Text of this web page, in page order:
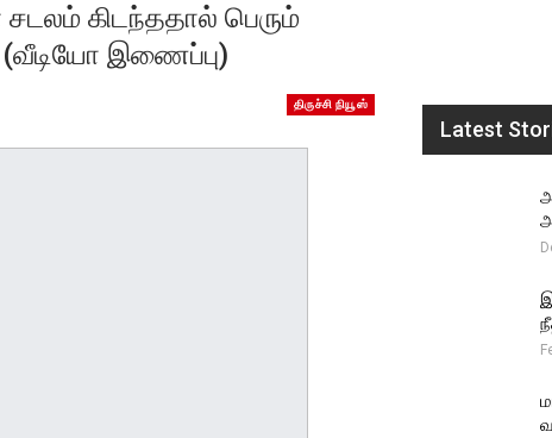
சடலம் கிடந்ததால் பெரும்
(வீடியோ இணைப்பு)
திருச்சி நியூஸ்
Latest